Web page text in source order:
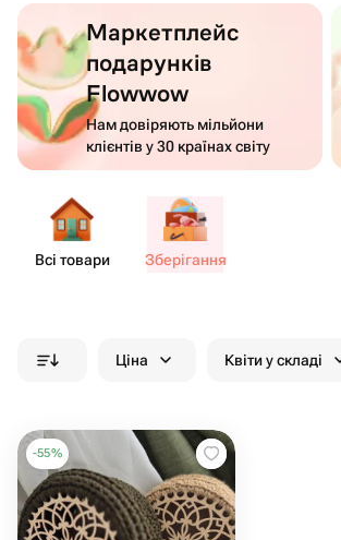
Маркетплейс
подарунків
Flowwow
Нам довіряють мільйони
клієнтів у 30 країнах світу
Всі товари Збер​ігання
Ціна Квіти у складі
-55%